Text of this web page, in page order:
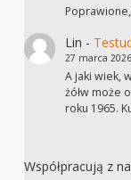
Lin -
27 marca 2026
A jaki wiek,
żółw może
roku 1965.
Współpracują z